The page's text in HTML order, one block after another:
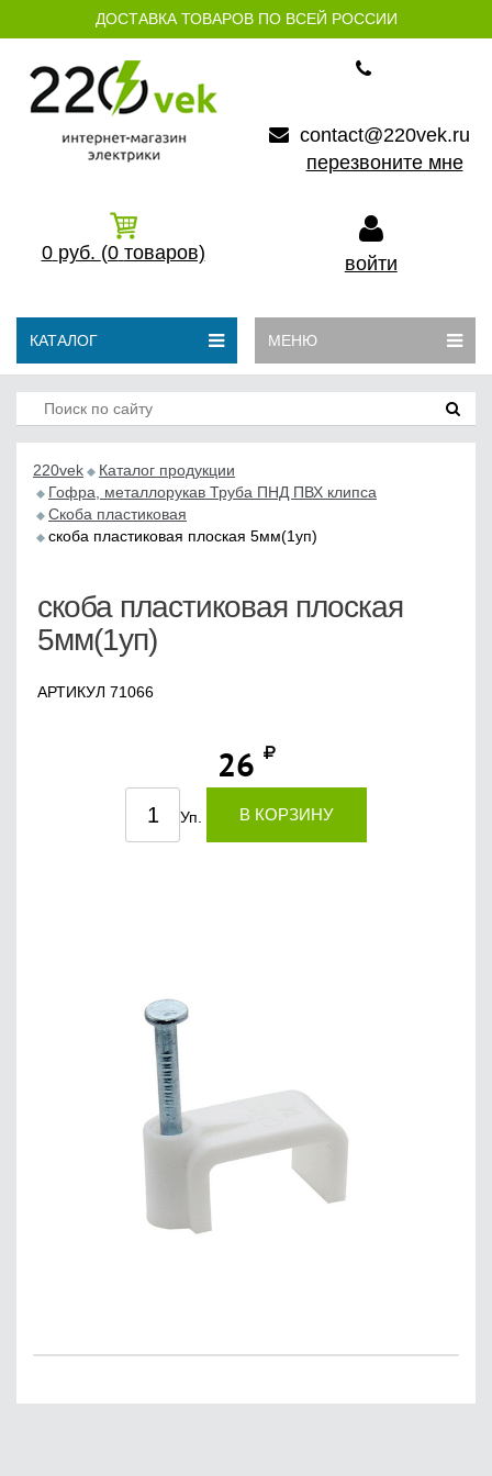
ДОСТАВКА ТОВАРОВ ПО ВСЕЙ РОССИИ
contact@220vek.ru
перезвоните мне
0 руб. (0 товаров) войти
КАТАЛОГ МЕНЮ
220vek
Каталог продукции
Гофра, металлорукав Труба ПНД ПВХ клипса
Cкоба пластиковая
скоба пластиковая плоская 5мм(1уп)
скоба пластиковая плоская
5мм(1уп)
АРТИКУЛ 71066
26
Уп. В КОРЗИНУ